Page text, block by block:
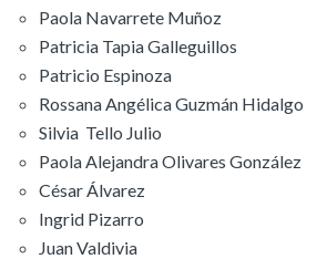
Paola Navarrete Muñoz
Patricia Tapia Galleguillos
Patricio Espinoza
Rossana Angélica Guzmán Hidalgo
Silvia Tello Julio
Paola Alejandra Olivares González
César Álvarez
Ingrid Pizarro
Juan Valdivia